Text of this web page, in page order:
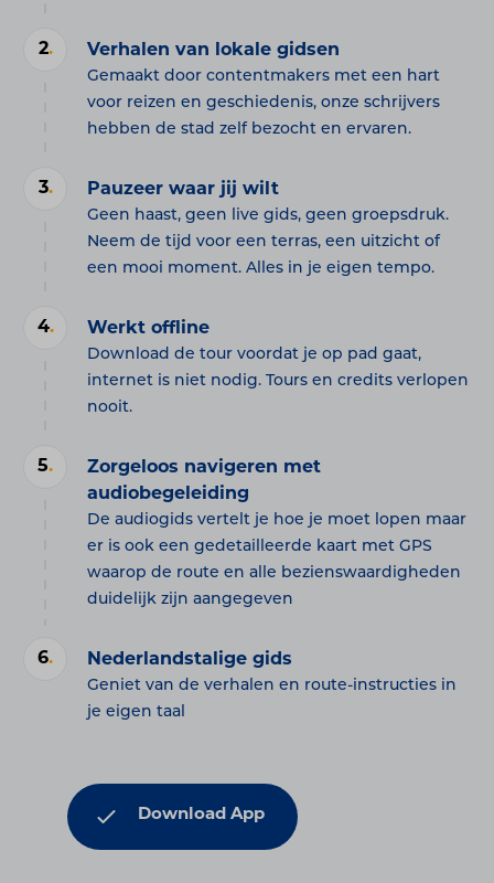
2. Verhalen van lokale gidsen
Gemaakt door contentmakers met een hart
voor reizen en geschiedenis, onze schrijvers
hebben de stad zelf bezocht en ervaren.
3. Pauzeer waar jij wilt
Geen haast, geen live gids, geen groepsdruk.
Neem de tijd voor een terras, een uitzicht of
een mooi moment. Alles in je eigen tempo.
4. Werkt offline
Download de tour voordat je op pad gaat,
internet is niet nodig. Tours en credits verlopen
nooit.
5.
Zorgeloos navigeren met
audiobegeleiding
De audiogids vertelt je hoe je moet lopen maar
er is ook een gedetailleerde kaart met GPS
waarop de route en alle bezienswaardigheden
duidelijk zijn aangegeven
6. Nederlandstalige gids
Geniet van de verhalen en route-instructies in
je eigen taal
Download App